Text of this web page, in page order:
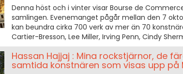
Denna höst och i vinter visar Bourse de
samlingen. Evenemanget pågår mellan den 7
kan beundra cirka 700 verk av mer än 70
Cartier-Bresson, Lee Miller, Irving Penn, Cindy
Hassan Hajjaj : Mina rockstjärnor, de
samtida konstnären som visas upp på